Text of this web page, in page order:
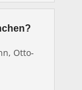
Otto-